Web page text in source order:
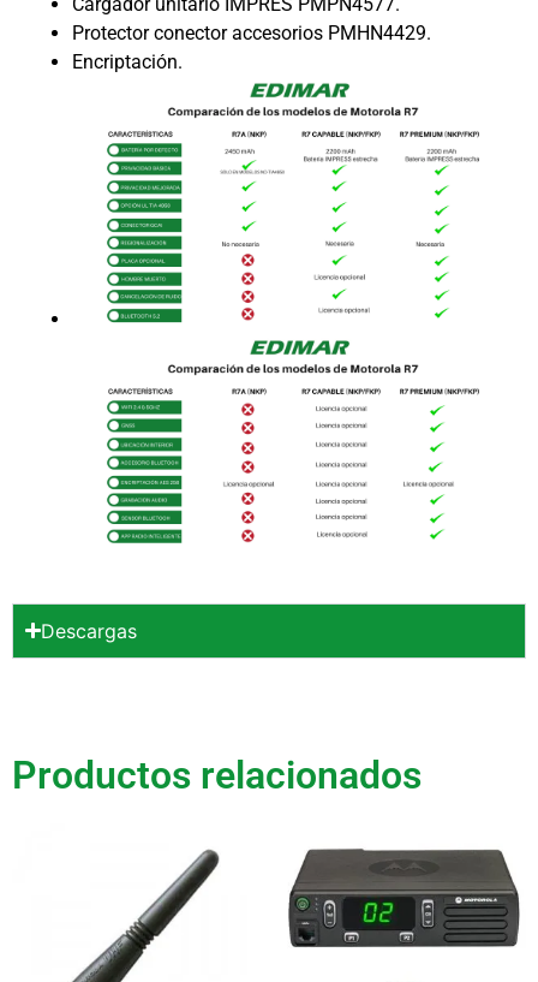
Protector conector accesorios PMHN4429.
Encriptación.
Descargas
Productos relacionados